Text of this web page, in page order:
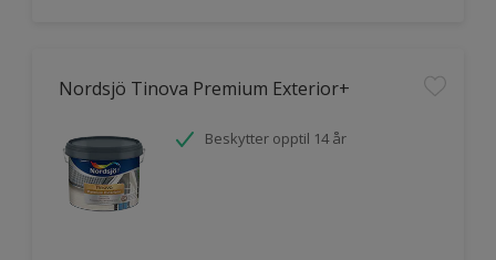
Nordsjö Tinova Premium Exterior+
Beskytter opptil 14 år